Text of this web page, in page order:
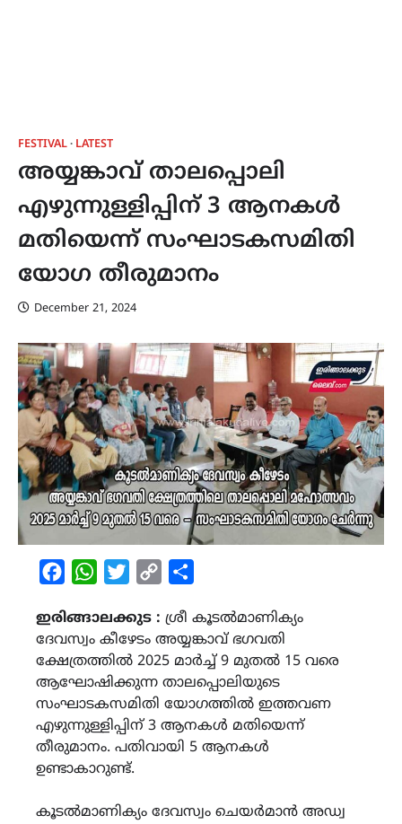
FESTIVAL LATEST
അയ്യങ്കാവ് താലപ്പൊലി
എഴുന്നുള്ളിപ്പിന് 3 ആനകൾ
മതിയെന്ന് സംഘാടകസമിതി
യോഗ തീരുമാനം
December 21, 2024
FacebookWhatsAppTwitterCopy
ഇരിങ്ങാലക്കുട : ശ്രീ കൂടൽമാണിക്യം
ദേവസ്വം കീഴേടം അയ്യങ്കാവ് ഭഗവതി
ക്ഷേത്രത്തിൽ 2025 മാർച്ച് 9 മുതൽ 15 വരെ
ആഘോഷിക്കുന്ന താലപ്പൊലിയുടെ
സംഘാടകസമിതി യോഗത്തിൽ ഇത്തവണ
എഴുന്നുള്ളിപ്പിന് 3 ആനകൾ മതിയെന്ന്
തീരുമാനം. പതിവായി 5 ആനകൾ
ഉണ്ടാകാറുണ്ട്.
കൂടൽമാണിക്യം ദേവസ്വം ചെയർമാൻ അഡ്വ